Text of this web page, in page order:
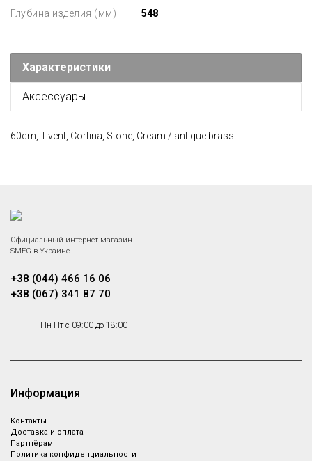
Глубина изделия (мм)
548
Характеристики
Аксессуары
60cm, T-vent, Cortina, Stone, Cream / antique brass
Официальный интернет-магазин
SMEG в Украине
+38 (044) 466 16 06
+38 (067) 341 87 70
Пн-Пт с 09:00 до 18:00
Информация
Контакты
Доставка и оплата
Партнёрам
Политика конфиденциальности